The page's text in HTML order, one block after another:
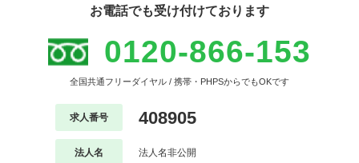
お電話でも受け付けております
0120-866-153
全国共通フリーダイヤル / 携帯・PHPSからでもOKです
求人番号 408905
法人名 法人名非公開